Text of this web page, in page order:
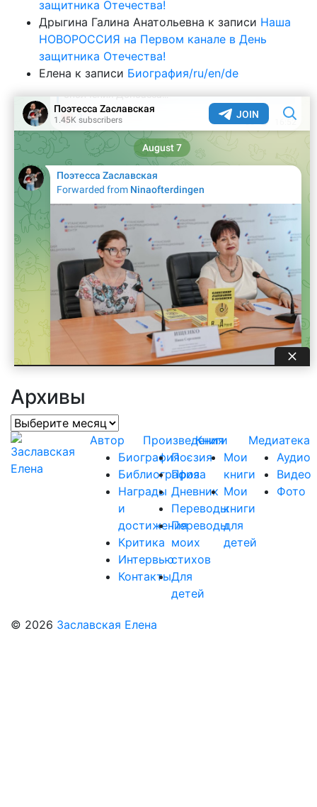
защитника Отечества!
Дрыгина Галина Анатольевна к записи Наша
НОВОРОССИЯ на Первом канале в День
защитника Отечества!
Елена к записи Биография/ru/en/de
Архивы
Архивы
Автор
Биография
Библиография
Награды
и
достижения
Критика
Интервью
Контакты
Произведения
Поєзия
Проза
Дневник
Переводы
Переводы
моих
стихов
Для
детей
Книги
Мои
книги
Мои
книги
для
детей
Медиатека
Аудио
Видео
Фото
© 2026 Заславская Елена